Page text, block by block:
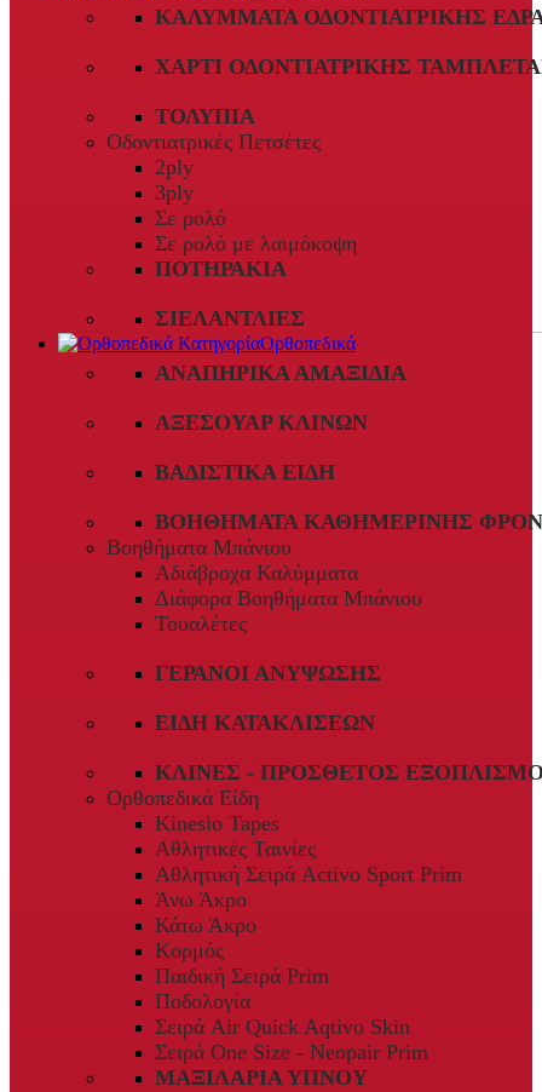
ΚΑΛΎΜΜΑΤΑ ΟΔΟΝΤΙΑΤΡΙΚΉΣ
ΧΑΡΤΊ ΟΔΟΝΤΙΑΤΡΙΚΉΣ
ΤΟΛΎΠΙΑ
Οδοντιατρικές Πετσέτες
2ply
3ply
Σε ρολό
Σε ρολό με λαιμόκοψη
ΠΟΤΗΡΆΚΙΑ
ΣΙΕΛΑΝΤΛΊΕΣ
Ορθοπεδικά
ΑΝΑΠΗΡΙΚΆ ΑΜΑΞΊΔΙΑ
ΑΞΕΣΟΥΆΡ ΚΛΙΝΏΝ
ΒΑΔΙΣΤΙΚΆ ΕΊΔΗ
ΒΟΗΘΉΜΑΤΑ ΚΑΘΗΜΕΡΙΝΉΣ
Βοηθήματα Μπάνιου
Αδιάβροχα Καλύμματα
Διάφορα Βοηθήματα Μπάνιου
Τουαλέτες
ΓΕΡΑΝΟΊ ΑΝΎΨΩΣΗΣ
ΕΊΔΗ ΚΑΤΑΚΛΊΣΕΩΝ
ΚΛΊΝΕΣ - ΠΡΌΣΘΕΤΟΣ
Ορθοπεδικά Είδη
Kinesio Tapes
Αθλητικές Ταινίες
Αθλητική Σειρά Activo Sport Prim
Άνω Άκρο
Κάτω Άκρο
Κορμός
Παιδική Σειρά Prim
Ποδολογία
Σειρά Air Quick Aqtivo Skin
Σειρά One Size - Neopair Prim
ΜΑΞΙΛΆΡΙΑ ΎΠΝΟΥ